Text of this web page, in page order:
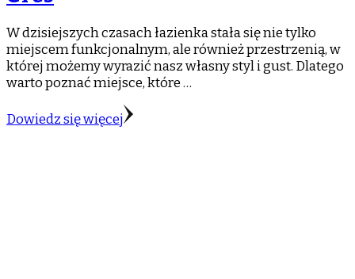
W dzisiejszych czasach łazienka stała się nie tylko
miejscem funkcjonalnym, ale również przestrzenią, w
której możemy wyrazić nasz własny styl i gust. Dlatego
warto poznać miejsce, które …
Dowiedz się więcej